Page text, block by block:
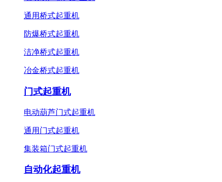
通用桥式起重机
防爆桥式起重机
洁净桥式起重机
冶金桥式起重机
门式起重机
电动葫芦门式起重机
通用门式起重机
集装箱门式起重机
自动化起重机